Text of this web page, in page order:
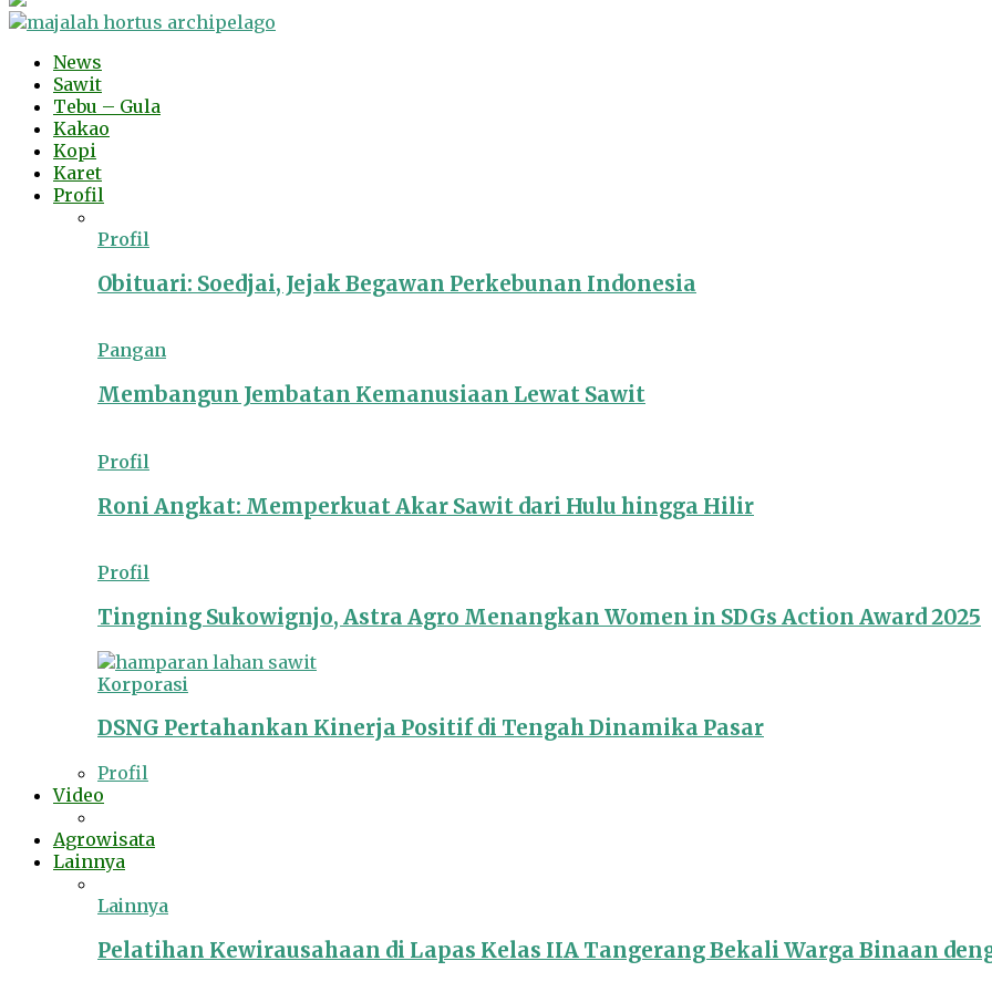
News
Sawit
Tebu – Gula
Kakao
Kopi
Karet
Profil
Profil
Obituari: Soedjai, Jejak Begawan Perkebunan Indonesia
Pangan
Membangun Jembatan Kemanusiaan Lewat Sawit
Profil
Roni Angkat: Memperkuat Akar Sawit dari Hulu hingga Hilir
Profil
Tingning Sukowignjo, Astra Agro Menangkan Women in SDGs Action Award 2025
Korporasi
DSNG Pertahankan Kinerja Positif di Tengah Dinamika Pasar
Profil
Video
Agrowisata
Lainnya
Lainnya
Pelatihan Kewirausahaan di Lapas Kelas IIA Tangerang Bekali Warga Binaan